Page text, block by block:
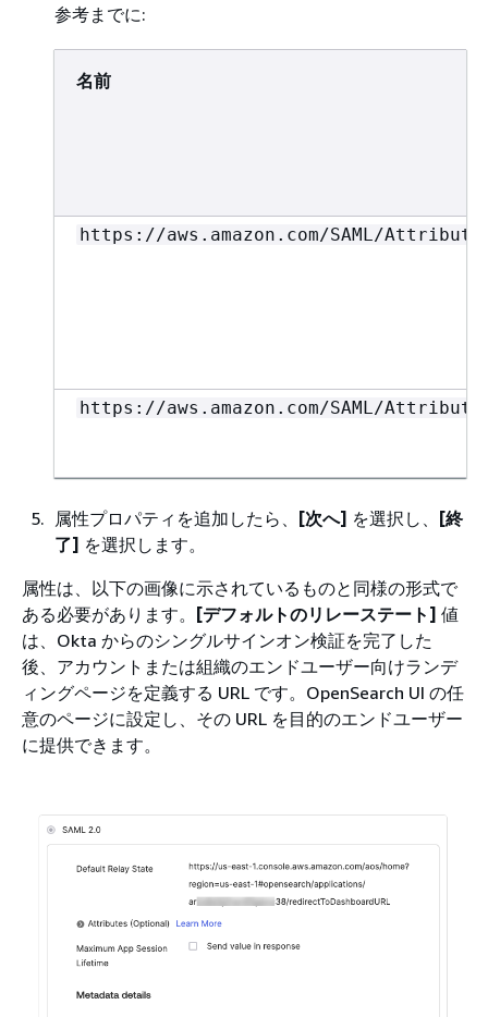
参考までに:
名前
https://aws.amazon.com/SAML/
https://aws.amazon.com/SAML/
属性プロパティを追加したら、 [次へ] を選択し、 [終
了] を選択します。
属性は、以下の画像に示されているものと同様の形式で
ある必要があります。 [デフォルトのリレーステート] 値
は、Okta からのシングルサインオン検証を完了した
後、アカウントまたは組織のエンドユーザー向けランデ
ィングページを定義する URL です。OpenSearch UI の任
意のページに設定し、その URL を目的のエンドユーザー
に提供できます。